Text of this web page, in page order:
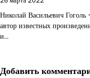
Николай Васильевич
автор известных
и…
Добавить